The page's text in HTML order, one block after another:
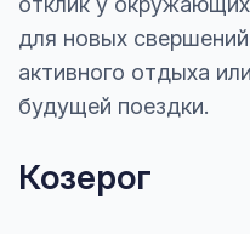
для новых
активного отдыха
будущей поездки.
Козерог